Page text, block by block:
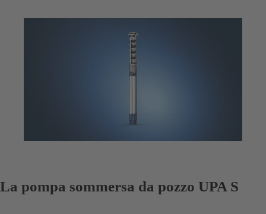
nuova
La pompa sommersa da pozzo UPA S